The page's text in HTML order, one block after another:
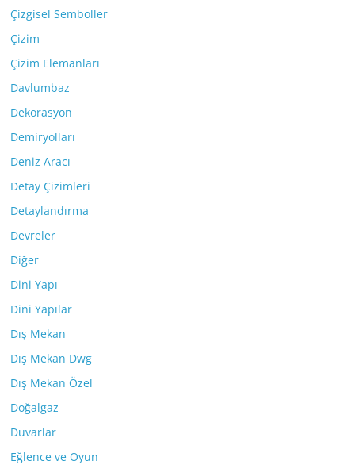
Çizgisel Semboller
Çizim
Çizim Elemanları
Davlumbaz
Dekorasyon
Demiryolları
Deniz Aracı
Detay Çizimleri
Detaylandırma
Devreler
Diğer
Dini Yapı
Dini Yapılar
Dış Mekan
Dış Mekan Dwg
Dış Mekan Özel
Doğalgaz
Duvarlar
Eğlence ve Oyun